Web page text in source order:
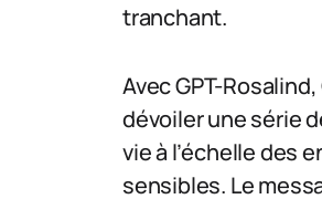
tranchant.
Avec GPT-
dévoiler une série
vie à l’échelle des
sensibles. Le